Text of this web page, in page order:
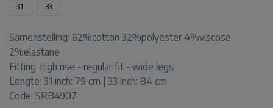
31 33
Samenstelling: 62%cotton 32%polyester 4%viscose
2%elastane
Fitting: high rise - regular fit - wide legs
Lengte: 31 inch: 79 cm | 33 inch: 84 cm
Code: SRB4907